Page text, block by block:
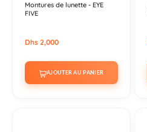
Montures de lunette - EYE
FIVE
Dhs 2,000
AJOUTER AU PANIER